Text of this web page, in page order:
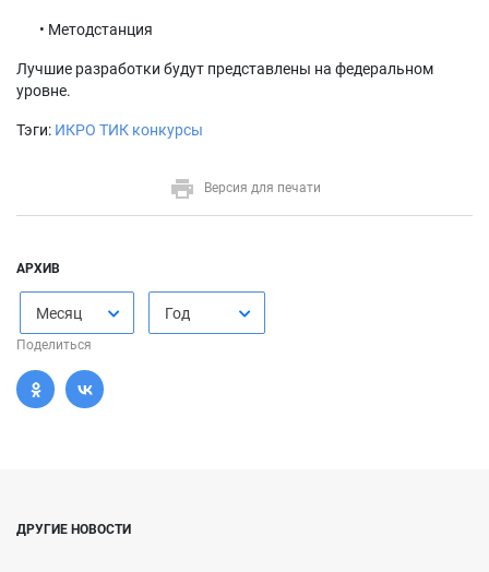
• Методстанция
Лучшие разработки будут представлены на федеральном
уровне.
Тэги: ИКРО ТИК конкурсы
Версия для печати
АРХИВ
Месяц Год
Поделиться
ДРУГИЕ НОВОСТИ